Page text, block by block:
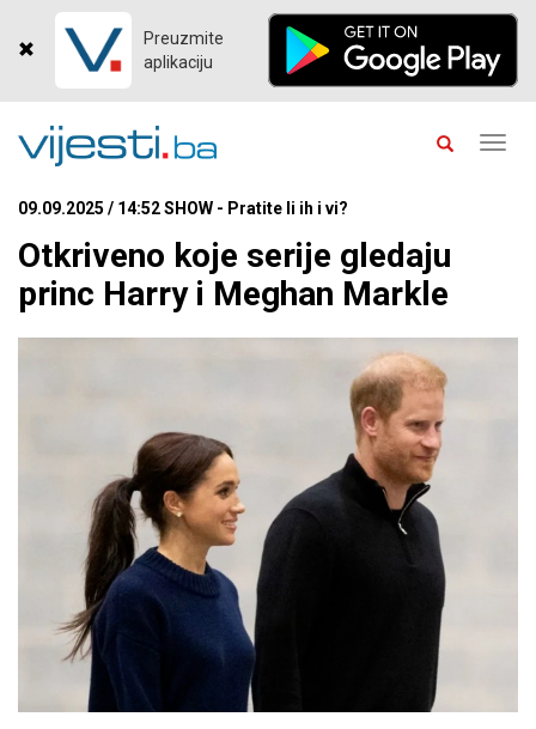
Preuzmite
aplikaciju
09.09.2025 / 14:52 SHOW - Pratite li ih i vi?
Otkriveno koje serije gledaju
princ Harry i Meghan Markle